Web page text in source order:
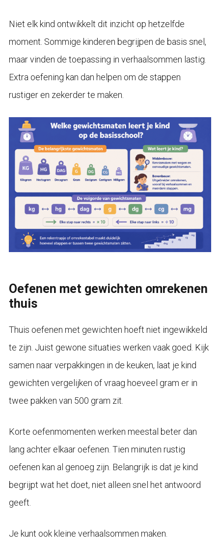
Niet elk kind ontwikkelt dit inzicht op hetzelfde
moment. Sommige kinderen begrijpen de basis snel,
maar vinden de toepassing in verhaalsommen lastig.
Extra oefening kan dan helpen om de stappen
rustiger en zekerder te maken.
Oefenen met gewichten omrekenen
thuis
Thuis oefenen met gewichten hoeft niet ingewikkeld
te zijn. Juist gewone situaties werken vaak goed. Kijk
samen naar verpakkingen in de keuken, laat je kind
gewichten vergelijken of vraag hoeveel gram er in
twee pakken van 500 gram zit.
Korte oefenmomenten werken meestal beter dan
lang achter elkaar oefenen. Tien minuten rustig
oefenen kan al genoeg zijn. Belangrijk is dat je kind
begrijpt wat het doet, niet alleen snel het antwoord
geeft.
Je kunt ook kleine verhaalsommen maken.